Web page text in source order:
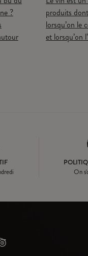
?
produits
lorsqu’on le
et lorsqu’on
On